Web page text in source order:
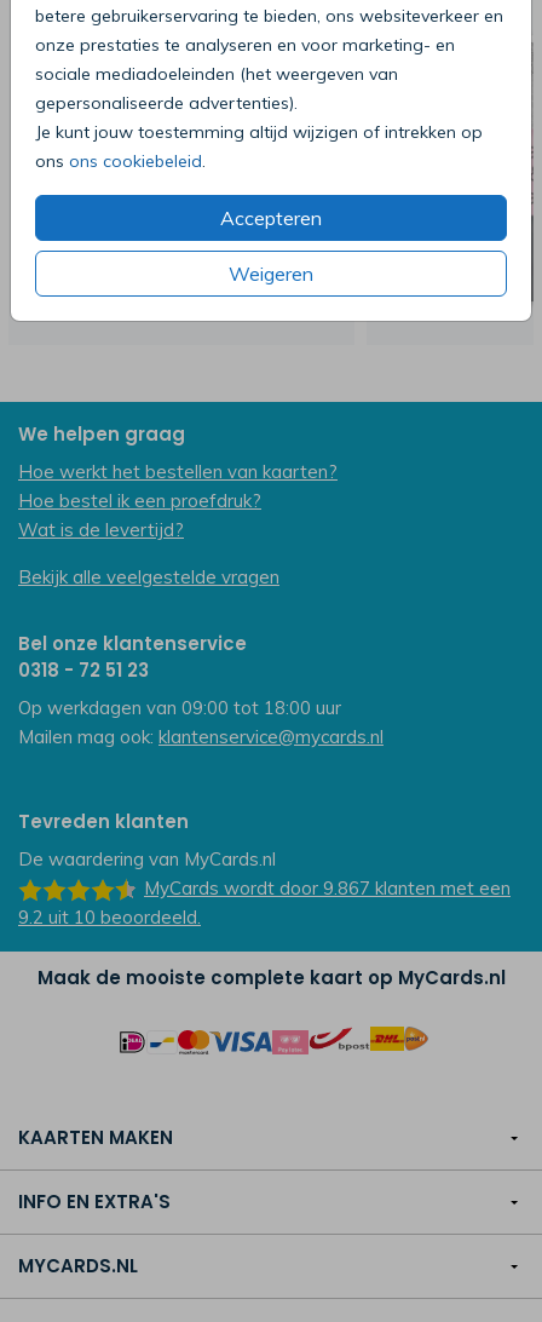
betere gebruikerservaring te bieden, ons websiteverkeer en
onze prestaties te analyseren en voor marketing- en
sociale mediadoeleinden (het weergeven van
gepersonaliseerde advertenties).
Je kunt jouw toestemming altijd wijzigen of intrekken op
ons ons cookiebeleid.
Accepteren
Weigeren
We helpen graag
Hoe werkt het bestellen van kaarten?
Hoe bestel ik een proefdruk?
Wat is de levertijd?
Bekijk alle veelgestelde vragen
Bel onze klantenservice
0318 - 72 51 23
Op werkdagen van 09:00 tot 18:00 uur
Mailen mag ook: klantenservice@mycards.nl
Tevreden klanten
De waardering van MyCards.nl
MyCards wordt door 9.867 klanten met een
9.2 uit 10 beoordeeld.
Maak de mooiste complete kaart op MyCards.nl
KAARTEN MAKEN
INFO EN EXTRA'S
MYCARDS.NL